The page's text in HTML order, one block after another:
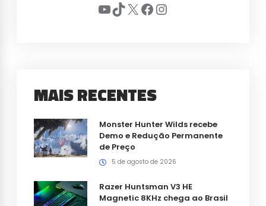
Youtube
TikTok
X Facebook
Instagram
MAIS RECENTES
Monster Hunter Wilds recebe
Demo e Redução Permanente
de Preço
5 de agosto de 2026
Razer Huntsman V3 HE
Magnetic 8KHz chega ao Brasil